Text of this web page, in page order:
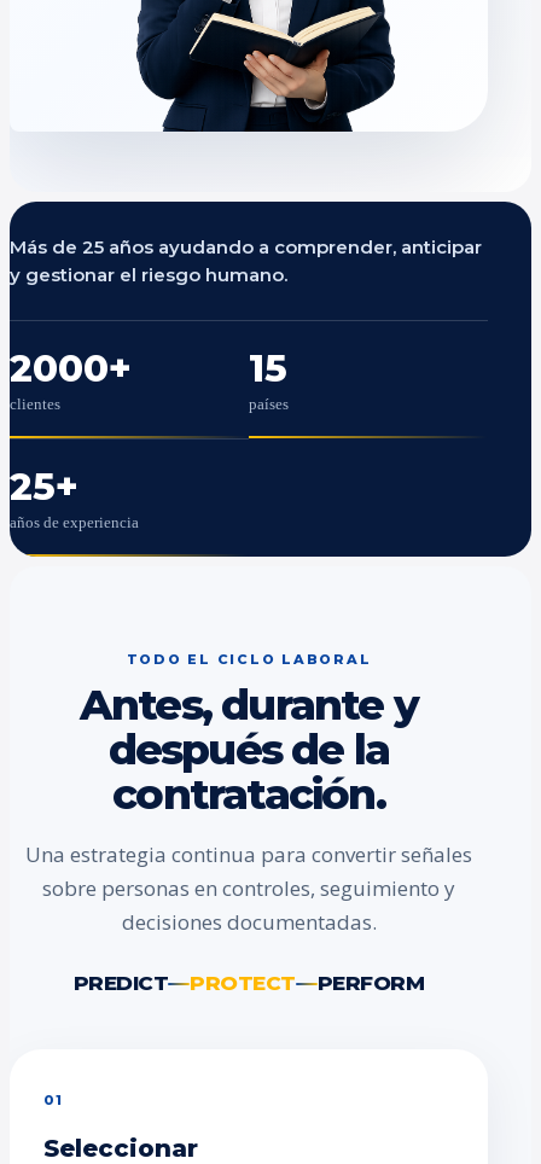
Más de 25 años ayudando a comprender, anticipar
y gestionar el riesgo humano.
2000+
clientes
15
países
25+
años de experiencia
TODO EL CICLO LABORAL
Antes, durante y
después de la
contratación.
Una estrategia continua para convertir señales
sobre personas en controles, seguimiento y
decisiones documentadas.
PREDICT PROTECT PERFORM
01
Seleccionar